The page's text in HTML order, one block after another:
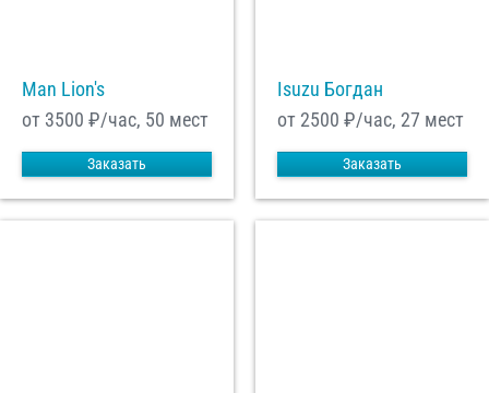
Man Lion's
от 3500 ₽/час, 50 мест
Заказать
Isuzu Богдан
от 2500 ₽/час, 27 мест
Заказать